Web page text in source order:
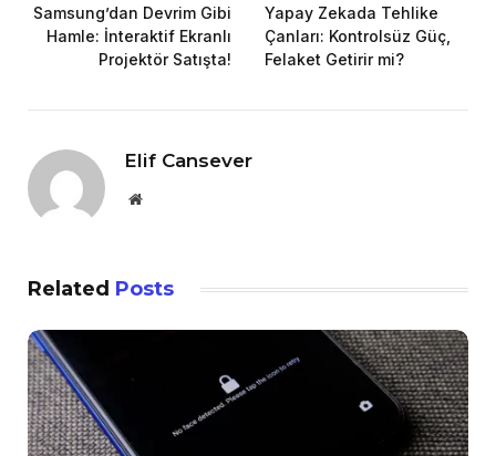
Samsung’dan Devrim Gibi
Hamle: İnteraktif Ekranlı
Projektör Satışta!
Yapay Zekada Tehlike
Çanları: Kontrolsüz Güç,
Felaket Getirir mi?
Elif Cansever
Website
Related Posts